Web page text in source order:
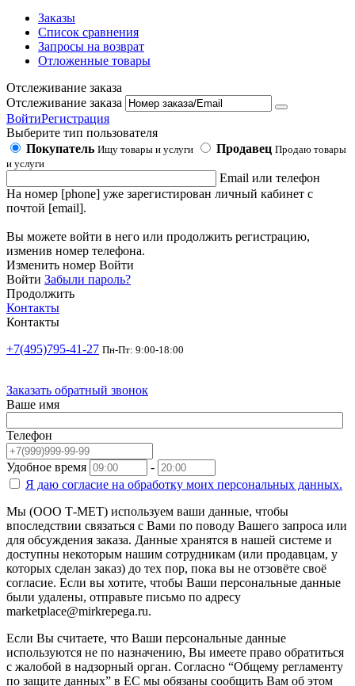
Заказы
Список сравнения
Запросы на возврат
Отложенные товары
Отслеживание заказа
Отслеживание заказа
ВойтиРегистрация
Выберите тип пользователя
Покупатель Ищу товары и услуги Продавец Продаю товары
и услуги
Email или телефон
На номер [phone] уже зарегистирован личный кабинет с
почтой [email].
Вы можете войти в него или продолжить регистрацию,
изменив номер телефона.
Изменить номер Войти
Войти Забыли пароль?
Продолжить
Контакты
Контакты
+7(495)795-41-27 Пн-Пт: 9:00-18:00
Заказать обратный звонок
Ваше имя
Телефон
Удобное время
-
Я даю согласие на обработку моих персональных данных.
Мы (ООО Т-МЕТ) используем ваши данные, чтобы
впоследствии связаться с Вами по поводу Вашего запроса или
для обсуждения заказа. Данные хранятся в нашей системе и
доступны некоторым нашим сотрудникам (или продавцам, у
которых сделан заказ) до тех пор, пока вы не отзовёте своё
согласие. Если вы хотите, чтобы Ваши персональные данные
были удалены, отправьте письмо по адресу
marketplace@mirkrepega.ru.
Если Вы считаете, что Ваши персональные данные
используются не по назначению, Вы имеете право обратиться
с жалобой в надзорный орган. Согласно “Общему регламенту
по защите данных” в ЕС мы обязаны сообщить Вам об этом